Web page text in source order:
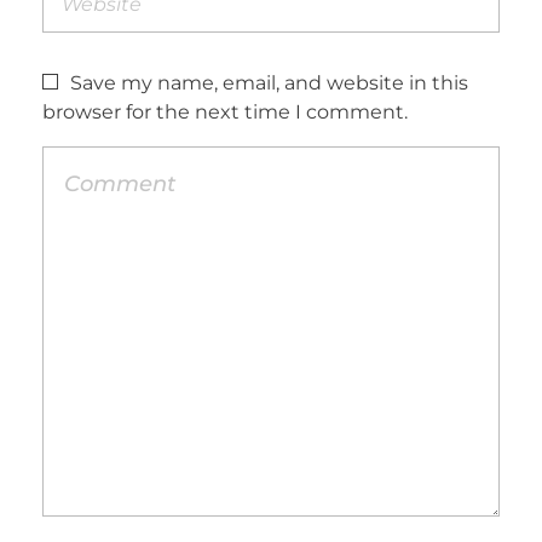
Save my name, email, and website in this
browser for the next time I comment.